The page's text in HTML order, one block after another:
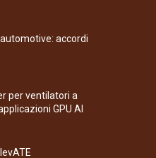
accordi
per ventilatori a
GPU AI